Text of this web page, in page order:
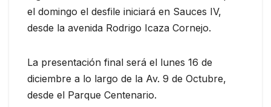
el domingo el desfile iniciará en Sauces IV,
desde la avenida Rodrigo Icaza Cornejo.
La presentación final será el lunes 16 de
diciembre a lo largo de la Av. 9 de Octubre,
desde el Parque Centenario.